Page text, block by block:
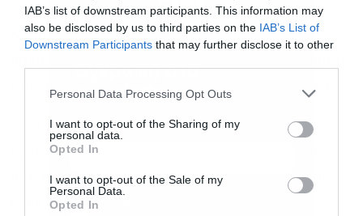
IAB’s list of downstream participants. This information may
also be disclosed by us to third parties on the IAB’s List of
Downstream Participants that may further disclose it to other
Personal Data Processing Opt Outs
I want to opt-out of the Sharing of my
personal data.
Opted In
I want to opt-out of the Sale of my
Personal Data.
Opted In
Εταιρείας θα προσδιοριστεί σύμφωνα με τον
Κανονισμό του Euronext Athens και την υπ’
Για περισσότερες πληροφορίες, οι
ενδιαφερόμενοι μπορούν να ενημερώνονται
από το σχετικό έντυπο που είναι διαθέσιμο σε
ηλεκτρονική μορφή στην ιστοσελίδα της
Εγγραφή στο
newsletter
Αποδέχομαι τους